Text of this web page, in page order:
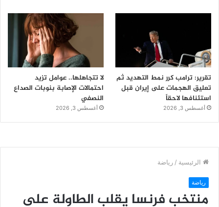
تقرير: ترامب كرر نمط التهديد ثم
تعليق الهجمات على إيران قبل
استئنافها لاحقاً
أغسطس 3, 2026
لا تتجاهلها.. عوامل تزيد
احتمالات الإصابة بنوبات الصداع
النصفي
أغسطس 3, 2026